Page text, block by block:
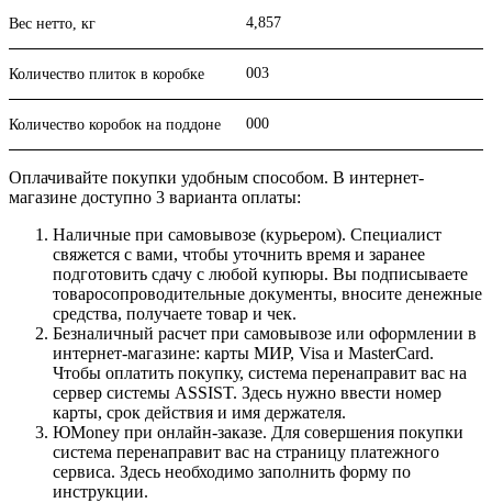
Вес нетто, кг 4,857
Количество плиток в коробке 003
Количество коробок на поддоне 000
Оплачивайте покупки удобным способом. В интернет-
магазине доступно 3 варианта оплаты:
Наличные при самовывозе (курьером). Специалист
свяжется с вами, чтобы уточнить время и заранее
подготовить сдачу с любой купюры. Вы подписываете
товаросопроводительные документы, вносите денежные
средства, получаете товар и чек.
Безналичный расчет при самовывозе или оформлении в
интернет-магазине: карты МИР, Visa и MasterCard.
Чтобы оплатить покупку, система перенаправит вас на
сервер системы ASSIST. Здесь нужно ввести номер
карты, срок действия и имя держателя.
ЮMoney при онлайн-заказе. Для совершения покупки
система перенаправит вас на страницу платежного
сервиса. Здесь необходимо заполнить форму по
инструкции.